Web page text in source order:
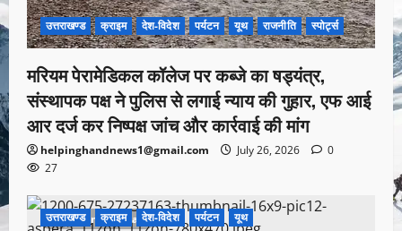
उत्तराखण्ड क्राइम देश-विदेश पर्यटन यूथ राजनीति स्पोर्ट्स
मरियम पेरामेडिकल कॉलेज पर कब्जे का षड्यंत्र,
संस्थापक पक्ष ने पुलिस से लगाई न्याय की गुहार, एफ आई
आर दर्ज कर निष्पक्ष जांच और कार्रवाई की मांग
helpinghandnews1@gmail.com July 26, 2026
0
27
1 minute read
उत्तराखण्ड क्राइम देश-विदेश पर्यटन यूथ